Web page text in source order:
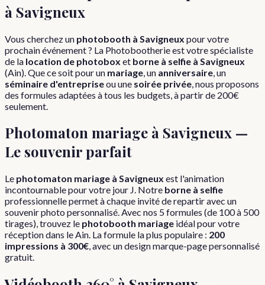
à Savigneux
Vous cherchez un photobooth à Savigneux pour votre
prochain événement ? La Photobootherie est votre spécialiste
de la location de photobox et borne à selfie à Savigneux
(Ain). Que ce soit pour un mariage , un anniversaire , un
séminaire d'entrepriseou une soirée privée , nous proposons
des formules adaptées à tous les budgets, à partir de 200€
seulement.
Photomaton mariage à Savigneux —
Le souvenir parfait
Le photomaton mariage à Savigneux est l'animation
incontournable pour votre jour J. Notre borne à selfie
professionnelle permet à chaque invité de repartir avec un
souvenir photo personnalisé. Avec nos 5 formules (de 100 à 500
tirages), trouvez le photobooth mariage idéal pour votre
réception dans leAin. La formule la plus populaire : 200
impressions à 300€, avec un design marque-page personnalisé
gratuit.